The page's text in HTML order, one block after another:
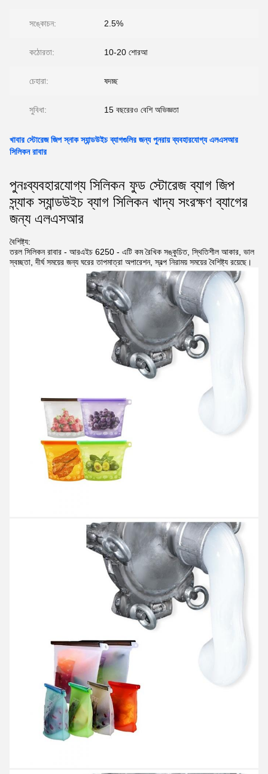
সঙ্কোচন: 2.5%
কঠোরতা: 10-20 শোরআ
চেহারা: ষদচ্ছ
সুবিধা: 15 বছরেরও বেশি অভিজ্ঞতা
খাবার স্টোরেজ জিপ স্নাক স্যান্ডউইচ ব্যাগগুলির জন্য পুনরায় ব্যবহারযোগ্য এলএসআর
সিলিকন রাবার
পুনঃব্যবহারযোগ্য সিলিকন ফুড স্টোরেজ ব্যাগ জিপ
স্ন্যাক স্যান্ডউইচ ব্যাগ সিলিকন খাদ্য সংরক্ষণ ব্যাগের
জন্য এলএসআর
বৈশিষ্ট্য:
তরল সিলিকন রাবার - আরএইচ 6250 - এটি কম রৈখিক সঙ্কুচিত, স্থিতিশীল আকার, ভাল
স্বচ্ছতা, দীর্ঘ সময়ের জন্য ঘরের তাপমাত্রা অপারেশন, স্বল্প নিরাময় সময়ের বৈশিষ্ট্য রয়েছে।